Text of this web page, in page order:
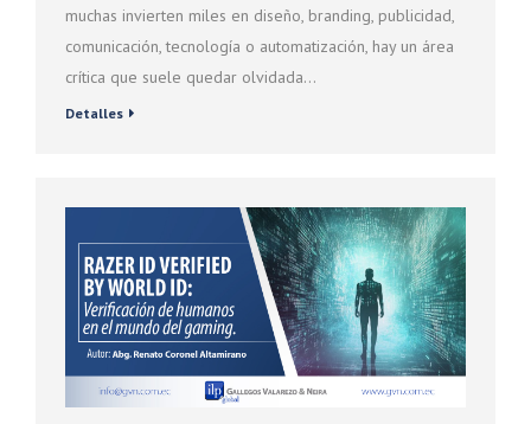
muchas invierten miles en diseño, branding, publicidad,
comunicación, tecnología o automatización, hay un área
crítica que suele quedar olvidada…
Detalles